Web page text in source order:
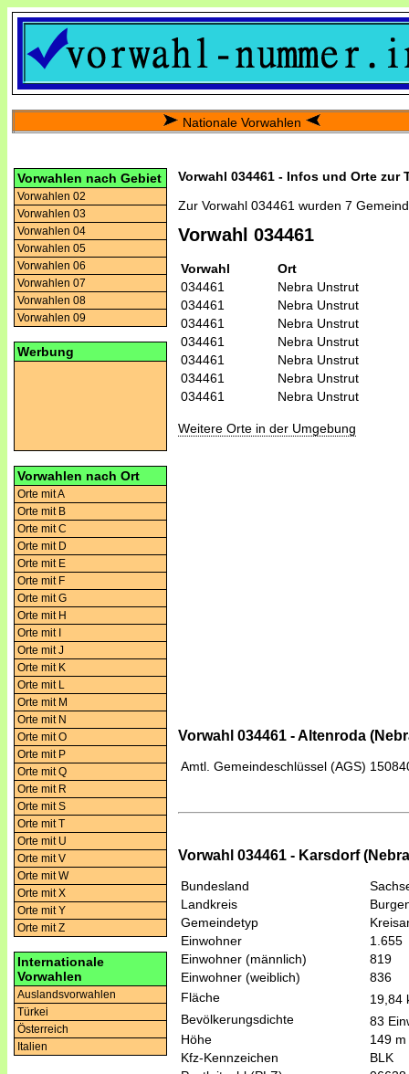
Nationale Vorwahlen
Vorwahlen nach Gebiet
Vorwahlen 02
Vorwahlen 03
Vorwahlen 04
Vorwahlen 05
Vorwahlen 06
Vorwahlen 07
Vorwahlen 08
Vorwahlen 09
Werbung
Vorwahlen nach Ort
Orte mit A
Orte mit B
Orte mit C
Orte mit D
Orte mit E
Orte mit F
Orte mit G
Orte mit H
Orte mit I
Orte mit J
Orte mit K
Orte mit L
Orte mit M
Orte mit N
Orte mit O
Orte mit P
Orte mit Q
Orte mit R
Orte mit S
Orte mit T
Orte mit U
Orte mit V
Orte mit W
Orte mit X
Orte mit Y
Orte mit Z
Internationale
Vorwahlen
Auslandsvorwahlen
Türkei
Österreich
Italien
Vorwahl 034461 - Infos und Orte zur
Zur Vorwahl 034461 wurden 7
Vorwahl 034461
Vorwahl
Ort
034461
Nebra Unstrut
034461
Nebra Unstrut
034461
Nebra Unstrut
034461
Nebra Unstrut
034461
Nebra Unstrut
034461
Nebra Unstrut
034461
Nebra Unstrut
Weitere Orte in der Umgebung
Vorwahl 034461 - Altenroda
Amtl. Gemeindeschlüssel (AGS)
Vorwahl 034461 - Karsdorf
Bundesland
Landkreis
Gemeindetyp
Einwohner
1.655
Einwohner (männlich)
819
Einwohner (weiblich)
836
Fläche
19,84
Bevölkerungsdichte
83
Höhe
149
Kfz-Kennzeichen
BLK